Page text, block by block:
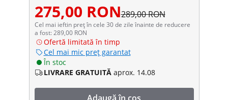
275,00 RON289,00 RON
Cel mai ieftin preț în cele 30 de zile înainte de reducere
a fost: 289,00 RON
Ofertă limitată în timp
Cel mai mic preț garantat
În stoc
LIVRARE GRATUITĂ aprox. 14.08
Adaugă în coș